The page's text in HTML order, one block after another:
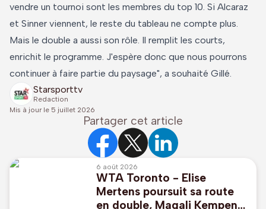
vendre un tournoi sont les membres du top 10. Si Alcaraz
et Sinner viennent, le reste du tableau ne compte plus.
Mais le double a aussi son rôle. Il remplit les courts,
enrichit le programme. J'espère donc que nous pourrons
continuer à faire partie du paysage", a souhaité Gillé.
Starsporttv
Redaction
Mis à jour le 5 juillet 2026
Partager cet article
6 août 2026
WTA Toronto - Elise
Mertens poursuit sa route
en double, Magali Kempen